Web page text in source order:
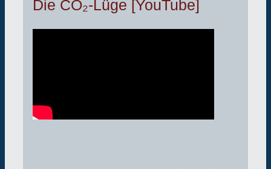
Die CO₂-Lüge [YouTube]